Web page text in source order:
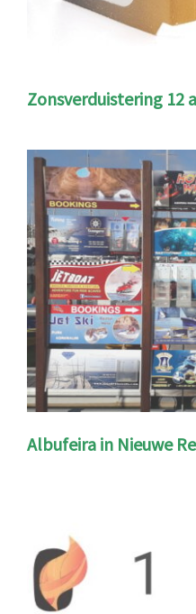
Zonsverduistering 12
Albufeira in Nieuwe